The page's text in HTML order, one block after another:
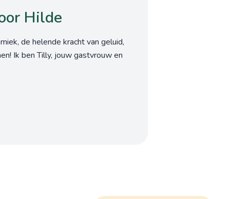
Hilde
de helende kracht van geluid,
Ik ben Tilly, jouw gastvrouw en